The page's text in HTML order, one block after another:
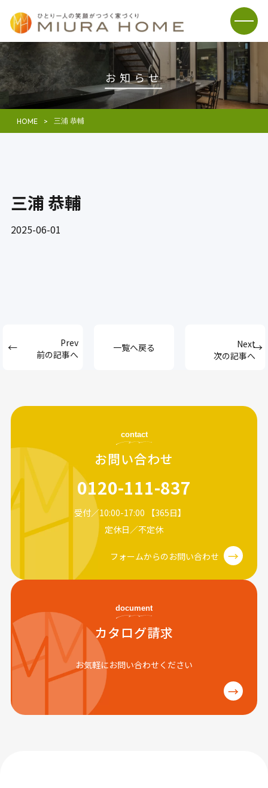
お知らせ
HOME 三浦 恭輔
三浦 恭輔
2025-06-01
前の記事へ
一覧へ戻る
次の記事へ
contact
お問い合わせ
0120-111-837
受付／10:00-17:00 【365日】
定休日／不定休
フォームからのお問い合わせ →
document
カタログ請求
お気軽にお問い合わせください
→